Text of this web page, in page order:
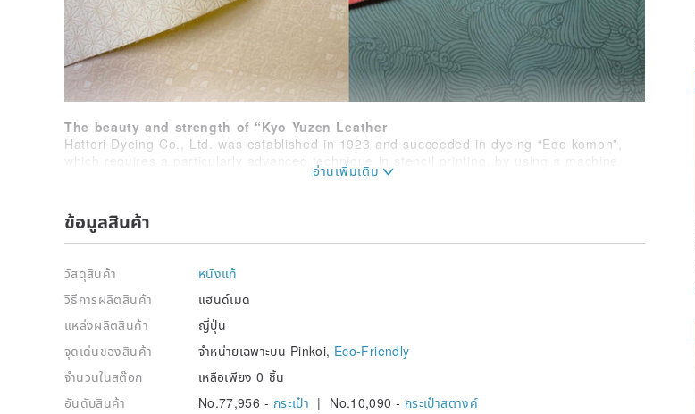
The beauty and strength of “Kyo Yuzen Leather
Hattori Dyeing Co., Ltd. was established in 1923 and succeeded in dyeing “Edo komon”,
which requires a particularly advanced technique in stencil printing, by using a machine
roller printing method, just like hand printing.
What is Nassen?
Nasen is a historical dyeing and weaving technique that has been handed down from
ancient times in Japan, and has been used for Yuzen dyeing and kata-yuzen (stencil
dyes in starch.
■The pattern of the leather looks different depending on the angle of view and the
way the light hits it.
Edo komon” with its intricate and delicate one-color dyed pattern, which is said to be ‘like a
solid color,’ offers a unique and distinctive look.
ข้อมูลสินค้า
วัสดุสินค้า
หนังแท้
วิธีการผลิตสินค้า
แฮนด์เมด
แหล่งผลิตสินค้า
ญี่ปุ่น
จุดเด่นของสินค้า
จำหน่ายเฉพาะบน Pinkoi, Eco-Friendly
จำนวนในสต๊อก
เหลือเพียง 0 ชิ้น
อันดับสินค้า
No.77,956 - กระเป๋า | No.10,090 - กระเป๋าสตางค์